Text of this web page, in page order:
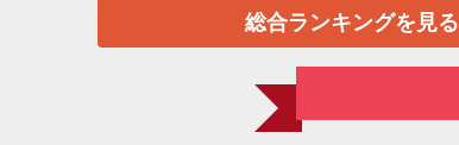
総合ランキングを見る